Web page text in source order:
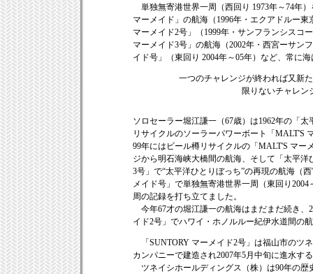
単独無寄港世界一周（西回り 1973年～74年
マーメイド」の航海（1996年・エクアドルー
マーメイド2号」（1999年・サンフランシスコ
マーメイド3号」の航海（2002年・西宮ーサン
イド号」（東回り 2004年～05年）など、常に
一つのチャレンジが終われば又
限りないチャレン
ソロセーラー堀江謙一（67歳）は1962年の「
リサイクルのソーラーパワーボート「MALT'S
99年にはビール樽リサイクルの「MALT'S マー
ジから明石海峡大橋間の航海、そして「太平
3号」で“太平洋ひとりぼっち”の再現の航海（
メイド号」で単独無寄港世界一周（東回り
周の記録を打ち立てました。
今年67才の堀江謙一の航海はまだまだ続き、
イド2号」でハワイ・ホノルルー紀伊水道間の
「SUNTORY マーメイド2号」は福山市のツ
カンパニーで建造され2007年5月中旬に進水す
ツネイシホールディングス（株）は90年の歴